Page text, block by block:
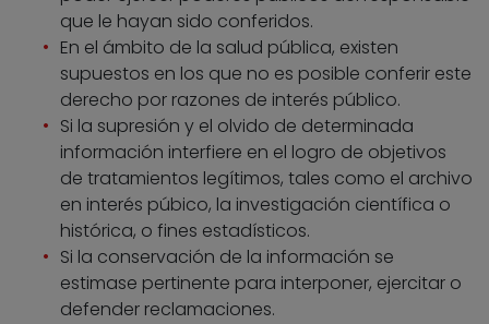
que le hayan sido conferidos.
En el ámbito de la salud pública, existen
supuestos en los que no es posible conferir este
derecho por razones de interés público.
Si la supresión y el olvido de determinada
información interfiere en el logro de objetivos
de tratamientos legítimos, tales como el archivo
en interés púbico, la investigación científica o
histórica, o fines estadísticos.
Si la conservación de la información se
estimase pertinente para interponer, ejercitar o
defender reclamaciones.